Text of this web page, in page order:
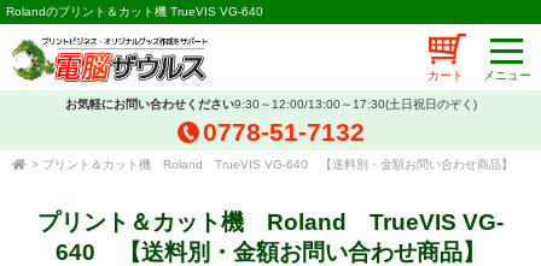
Rolandのプリント＆カット機 TrueVIS VG-640
カート
お気軽にお問い合わせください9:30～12:00/13:00～17:30(土日祝日のぞく)
0778-51-7132
> プリント＆カット機 Roland TrueVIS VG-640 【送料別・金額お問い合わせ商品】
プリント＆カット機 Roland TrueVIS VG-
640 【送料別・金額お問い合わせ商品】